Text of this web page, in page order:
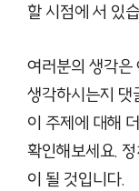
할 시점에 서 있
여러분의 생각은
생각하시는지 댓
이 주제에 대해
확인해보세요.
이 될 것입니다.